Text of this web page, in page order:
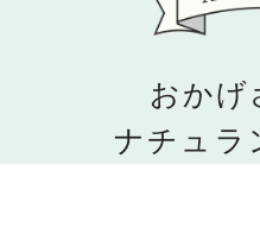
おかげ
ナチュラ